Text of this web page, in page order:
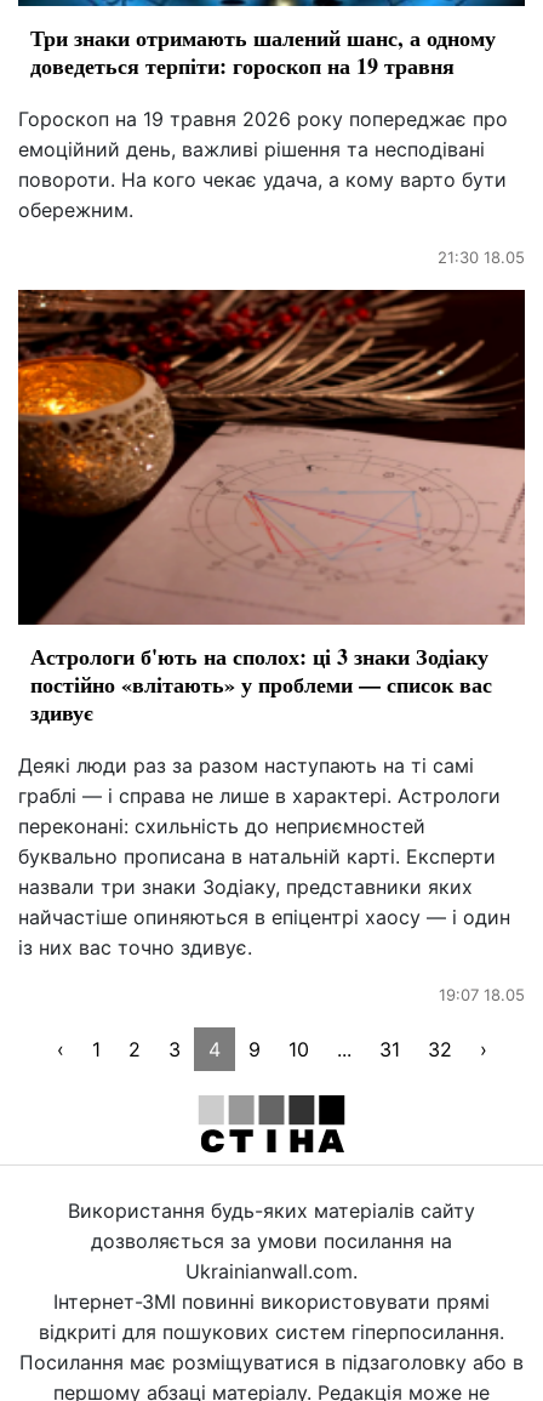
Три знаки отримають шалений шанс, а одному
доведеться терпіти: гороскоп на 19 травня
Гороскоп на 19 травня 2026 року попереджає про
емоційний день, важливі рішення та несподівані
повороти. На кого чекає удача, а кому варто бути
обережним.
21:30 18.05
Астрологи б'ють на сполох: ці 3 знаки Зодіаку
постійно «влітають» у проблеми — список вас
здивує
Деякі люди раз за разом наступають на ті самі
граблі — і справа не лише в характері. Астрологи
переконані: схильність до неприємностей
буквально прописана в натальній карті. Експерти
назвали три знаки Зодіаку, представники яких
найчастіше опиняються в епіцентрі хаосу — і один
із них вас точно здивує.
19:07 18.05
‹ 1 2 3 4 9 10 ... 31 32 ›
Використання будь-яких матеріалів сайту
дозволяється за умови посилання на
Ukrainianwall.com.
Інтернет-ЗМІ повинні використовувати прямі
відкриті для пошукових систем гіперпосилання.
Посилання має розміщуватися в підзаголовку або в
першому абзаці матеріалу. Редакція може не